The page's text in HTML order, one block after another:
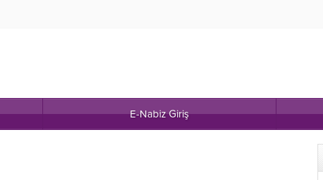
E-Nabiz Giriş